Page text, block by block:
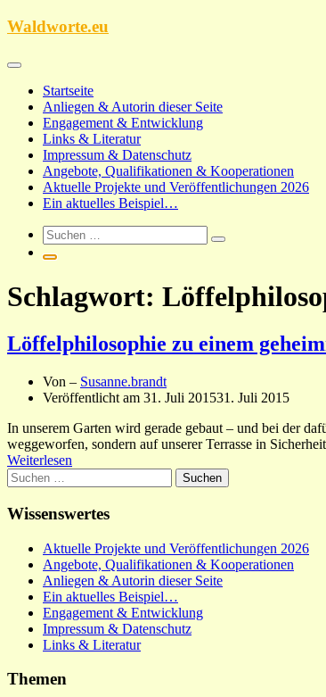
Zum
Waldworte.eu
Startseite
Anliegen & Autorin dieser Seite
Engagement & Entwicklung
Links & Literatur
Impressum & Datenschutz
Angebote, Qualifikationen & Kooperationen
Aktuelle Projekte und Veröffentlichungen 2026
Ein aktuelles Beispiel…
Schlagwort:
Löffelphilosophie zu einem
Von – Susanne.brandt
Veröffentlicht am 31. Juli 201531. Juli 2015
In unserem Garten wird gerade gebaut – und bei der
weggeworfen, sondern auf unserer Terrasse in
Weiterlesen
Suchen
nach:
Wissenswertes
Aktuelle Projekte und Veröffentlichungen 2026
Angebote, Qualifikationen & Kooperationen
Anliegen & Autorin dieser Seite
Ein aktuelles Beispiel…
Engagement & Entwicklung
Impressum & Datenschutz
Links & Literatur
Themen